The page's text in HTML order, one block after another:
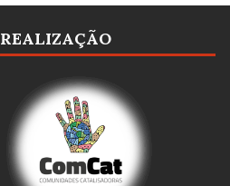
REALIZAÇÃO